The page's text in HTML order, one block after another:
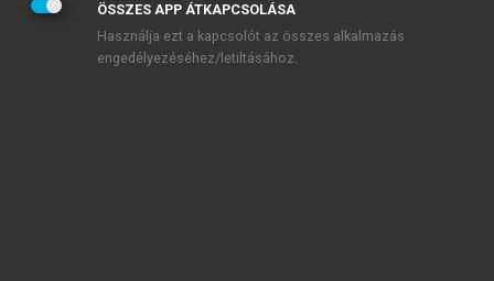
ÖSSZES APP ÁTKAPCSOLÁSA
Használja ezt a kapcsolót az összes alkalmazás
engedélyezéséhez/letiltásához.